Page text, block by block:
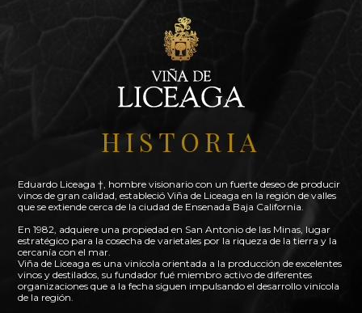
HISTORIA
Eduardo Liceaga †, hombre visionario con un fuerte deseo de producir
vinos de gran calidad, estableció Viña de Liceaga en la región de valles
que se extiende cerca de la ciudad de Ensenada Baja California.
En 1982, adquiere una propiedad en San Antonio de las Minas, lugar
estratégico para la cosecha de varietales por la riqueza de la tierra y la
cercanía con el mar.
Viña de Liceaga es una vinícola orientada a la producción de excelentes
vinos y destilados, su fundador fué miembro activo de diferentes
organizaciones que a la fecha siguen impulsando el desarrollo vinícola
de la región.